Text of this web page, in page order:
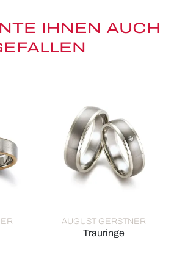
IHNEN AUCH
AUGUST GERSTNER
Trauringe